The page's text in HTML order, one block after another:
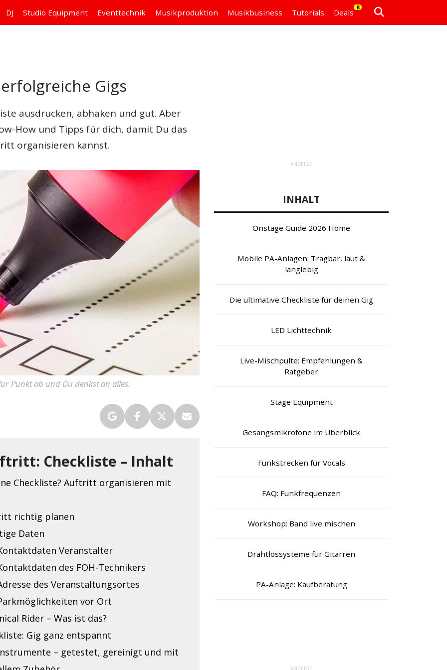
DJ Studio Equipment Eventtechnik Musikproduktion Musikbusiness Tutorials Deals
8
Gigs
ausdrucken, abhaken und gut. Aber
How und Tipps für dich, damit Du das
organisieren kannst.
Punkt ab und Du denkst an alles.
Checkliste – Inhalt
Checkliste? Auftritt organisieren mit
richtig planen
Daten
Veranstalter
des FOH-Technikers
des Veranstaltungsortes
vor Ort
Rider – Was ist das?
Gig ganz entspannt
– getestet, gereinigt und mit
ANZEIGE
INHALT
Onstage Guide 2026 Home
Mobile PA-Anlagen: Tragbar, laut &
langlebig
Die ultimative Checkliste für deinen Gig
LED Lichttechnik
Live-Mischpulte: Empfehlungen &
Ratgeber
Stage Equipment
Gesangsmikrofone im Überblick
Funkstrecken für Vocals
FAQ: Funkfrequenzen
Workshop: Band live mischen
Drahtlossysteme für Gitarren
PA-Anlage: Kaufberatung
ANZEIGE